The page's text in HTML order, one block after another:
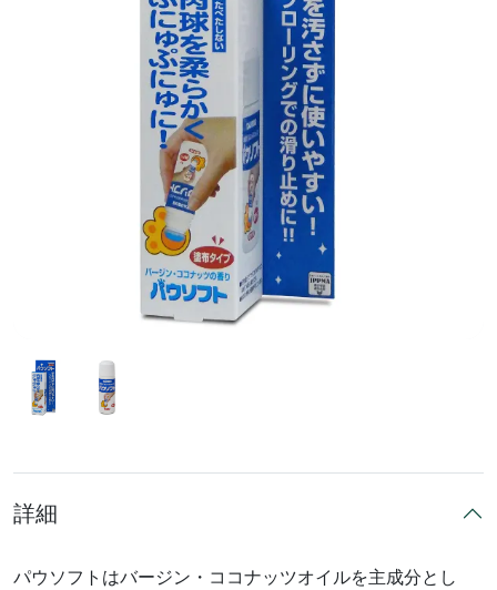
詳細
パウソフトはバージン・ココナッツオイルを主成分とし